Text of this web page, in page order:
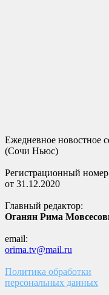
Ежедневное новостное
(Сочи Ньюс)
Регистрационный
от 31.12.2020
Главный редактор:
Оганян Рима
email:
orima.tv@mail.ru
Политика обработки
персональных данных